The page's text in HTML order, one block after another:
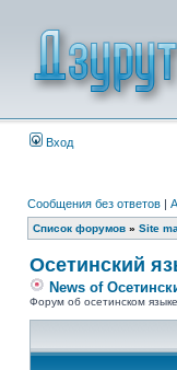
Вход
Сообщения без ответов |
Список форумов » Site
Осетинский
News of
Форум об осетинском